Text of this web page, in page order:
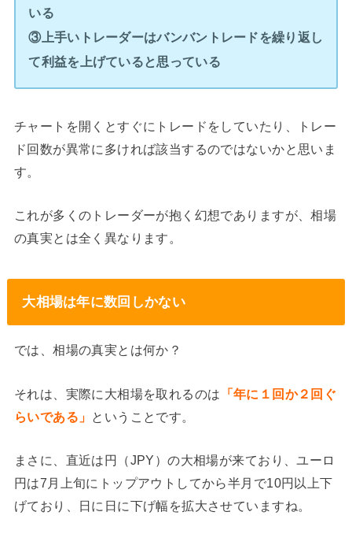
いる
③上手いトレーダーはバンバントレードを繰り返し
て利益を上げていると思っている
チャートを開くとすぐにトレードをしていたり、トレー
ド回数が異常に多ければ該当するのではないかと思いま
す。
これが多くのトレーダーが抱く幻想でありますが、相場
の真実とは全く異なります。
大相場は年に数回しかない
では、相場の真実とは何か？
それは、実際に大相場を取れるのは 「年に１回か２回ぐ
らいである」 ということです。
まさに、直近は円（JPY）の大相場が来ており、ユーロ
円は7月上旬にトップアウトしてから半月で10円以上下
げており、日に日に下げ幅を拡大させていますね。